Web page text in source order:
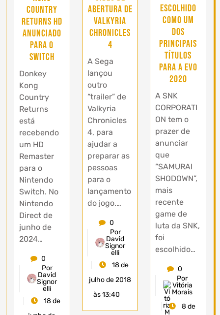
Country
Returns HD
anunciado
para o
Switch
Donkey
Kong
Country
Returns
está
recebendo
um HD
Remaster
para o
Nintendo
Switch. No
Nintendo
Direct de
junho de
2024…
0
Por
David
Signor
elli
18 de
abertura de
Valkyria
Chronicles
4
A Sega
lançou
outro
“trailer” de
Valkyria
Chronicles
4, para
ajudar a
preparar as
pessoas
para o
lançamento
do jogo.…
0
Por
David
Signor
elli
18 de
julho de 2018
às 13:40
escolhido
como um
dos
principais
títulos
para a EVO
2020
A SNK
CORPORATI
ON tem o
prazer de
anunciar
que
“SAMURAI
SHODOWN”,
mais
recente
game de
luta da SNK,
foi
escolhido…
0
Por
Vitória
Morais
8 de